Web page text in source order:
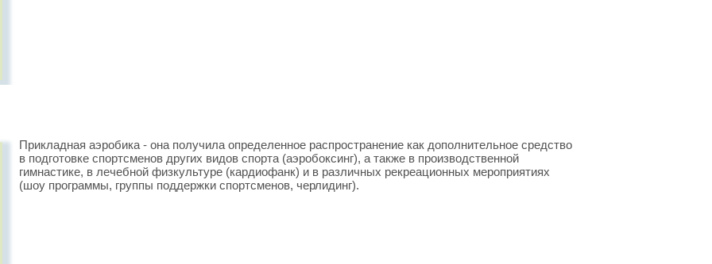
Прикладная аэробика - она получила определенное распространение как дополнительное средство
в подготовке спортсменов других видов спорта (аэробоксинг), а также в производственной
гимнастике, в лечебной физкультуре (кардиофанк) и в различных рекреационных мероприятиях
(шоу программы, группы поддержки спортсменов, черлидинг).